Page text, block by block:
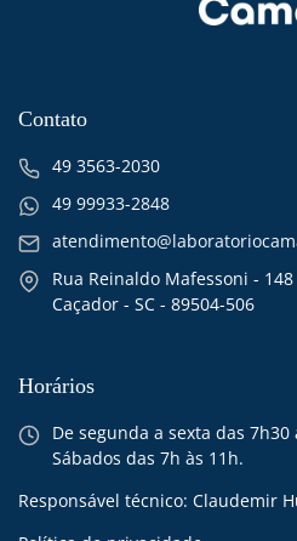
Contato
49 3563-2030
49 99933-2848
Rua Reinaldo Mafessoni -
Caçador - SC - 89504-506
Horários
De segunda a sexta das
Sábados das 7h às 11h.
Responsável técnico: Claudemir